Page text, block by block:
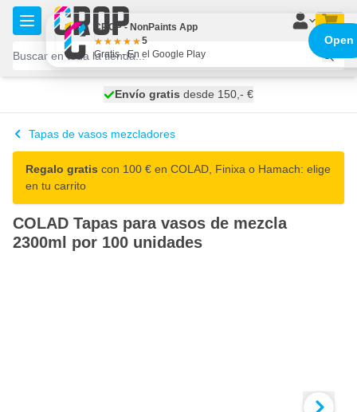
Ir al contenido
se envía hoy
Envío gratis desde 150,- €
100 días
Tapas de vasos mezcladores
Regalo gratis con 100 € en COLAD, Finixa o Hamach: elige
en tu carrito
COLAD Tapas para vasos de mezcla
2300ml por 100 unidades
CROP - NonPaints App
5
Gratis - En el Google Play
Open